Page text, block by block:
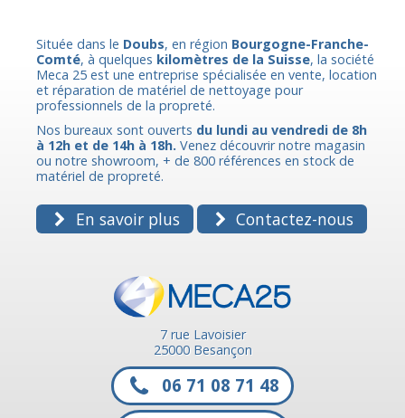
Située dans le Doubs, en région Bourgogne-Franche-
Comté, à quelques kilomètres de la Suisse, la société
Meca 25 est une entreprise spécialisée en vente, location
et réparation de matériel de nettoyage pour
professionnels de la propreté.
Nos bureaux sont ouverts du lundi au vendredi de 8h
à 12h et de 14h à 18h. Venez découvrir notre magasin
ou notre showroom, + de 800 références en stock de
matériel de propreté.
En savoir plus Contactez-nous
7 rue Lavoisier
25000 Besançon
06 71 08 71 48